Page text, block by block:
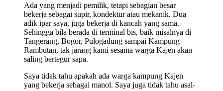
Ada yang menjadi pemilik, tetapi sebagian besar
bekerja sebagai supir, kondektur atau mekanik. Dua
adik ipar saya, juga bekerja di kancah yang sama.
Sehingga bila berada di terminal bis, baik misalnya di
Tangerang, Bogor, Pulogadung sampai Kampung
Rambutan, tak jarang kami sesama warga Kajen akan
saling bertegur sapa.
Saya tidak tahu apakah ada warga kampung Kajen
yang bekerja sebagai manol. Saya juga tidak tahu asal-